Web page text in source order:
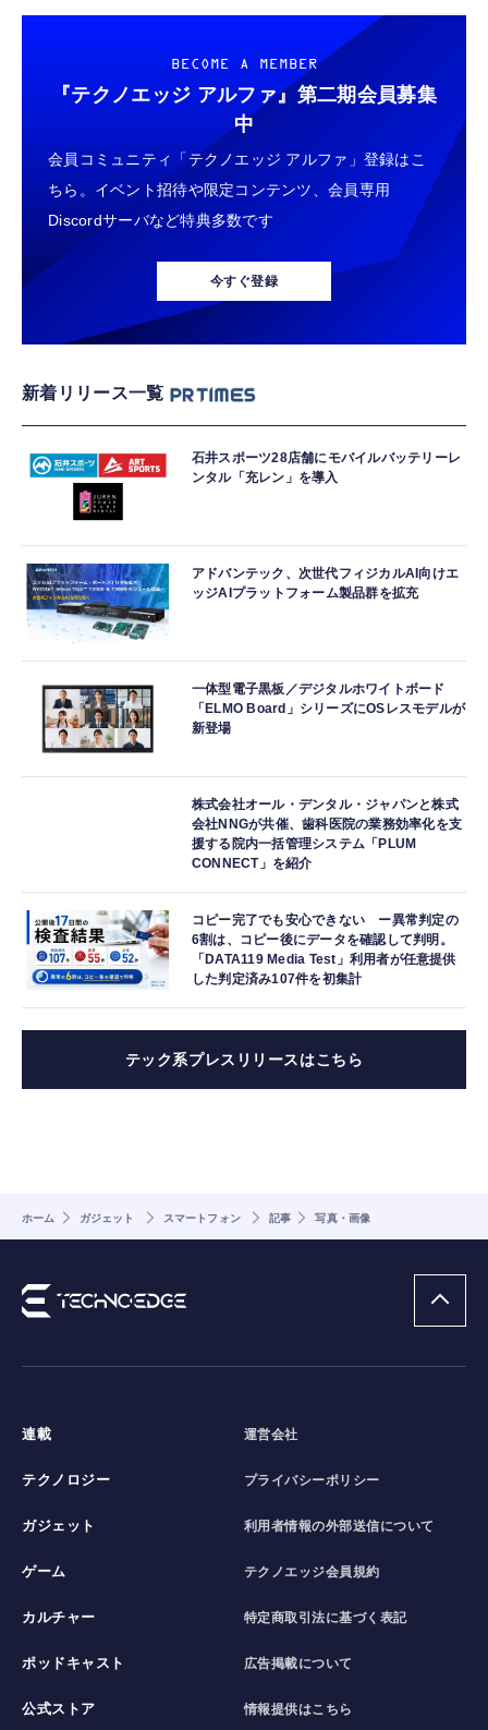
BECOME A MEMBER
『テクノエッジ アルファ』 第二期会員募集
中
会員コミュニティ「テクノエッジ アルファ」登録はこ
ちら。イベント招待や限定コンテンツ、会員専用
Discordサーバなど特典多数です
今すぐ登録
新着リリース一覧
石井スポーツ28店舗にモバイルバッテリーレ
ンタル「充レン」を導入
アドバンテック、次世代フィジカルAI向けエ
ッジAIプラットフォーム製品群を拡充
一体型電子黒板／デジタルホワイトボード
「ELMO Board」シリーズにOSレスモデルが
新登場
株式会社オール・デンタル・ジャパンと株式
会社NNGが共催、歯科医院の業務効率化を支
援する院内一括管理システム「PLUM
CONNECT」を紹介
コピー完了でも安心できない ー異常判定の
6割は、コピー後にデータを確認して判明。
「DATA119 Media Test」利用者が任意提供
した判定済み107件を初集計
テック系プレスリリースはこちら
ホーム ガジェット スマートフォン 記事 写真・画像
連載
テクノロジー
ガジェット
ゲーム
カルチャー
ポッドキャスト
公式ストア
運営会社
プライバシーポリシー
利用者情報の外部送信について
テクノエッジ会員規約
特定商取引法に基づく表記
広告掲載について
情報提供はこちら